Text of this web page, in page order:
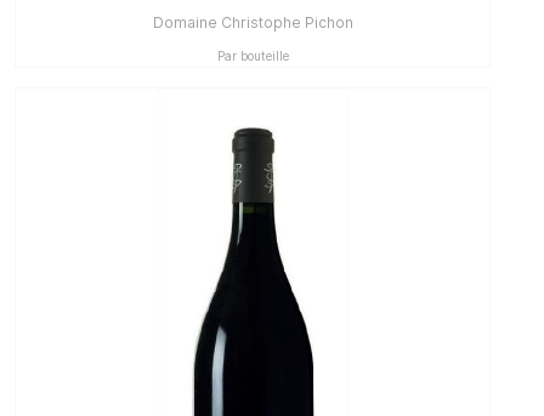
Domaine Christophe Pichon
Par bouteille